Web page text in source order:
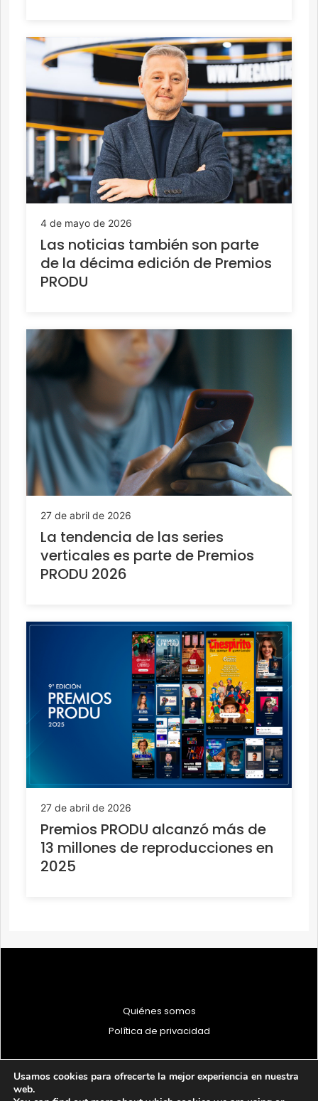
4 de mayo de 2026
Las noticias también son parte
de la décima edición de Premios
PRODU
27 de abril de 2026
La tendencia de las series
verticales es parte de Premios
PRODU 2026
27 de abril de 2026
Premios PRODU alcanzó más de
13 millones de reproducciones en
2025
Quiénes somos
Política de privacidad
Usamos cookies para ofrecerte la mejor experiencia en nuestra
web.